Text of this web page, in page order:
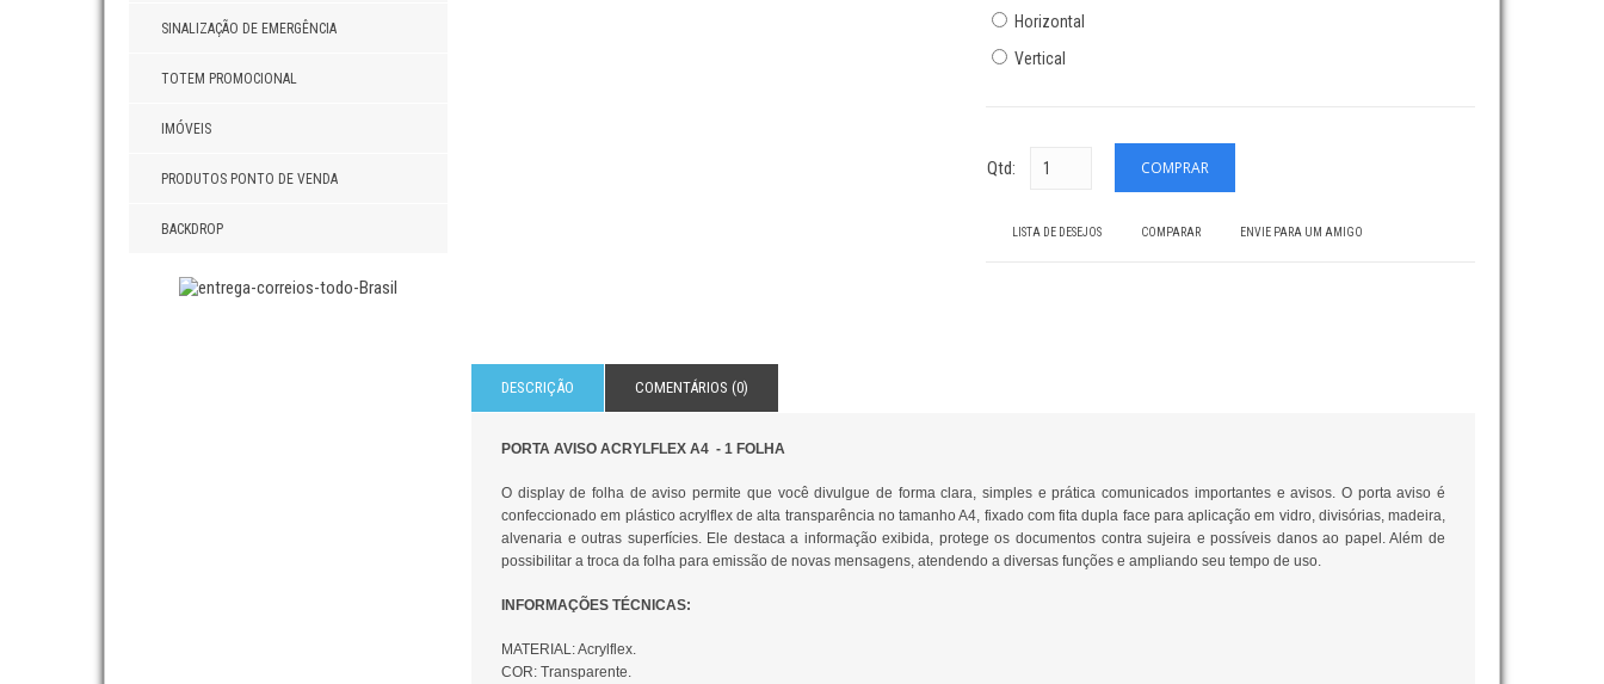
SINALIZAÇÃO DE EMERGÊNCIA
TOTEM PROMOCIONAL
IMÓVEIS
PRODUTOS PONTO DE VENDA
BACKDROP
Horizontal
Vertical
Qtd:
LISTA DE DESEJOS COMPARAR ENVIE PARA UM AMIGO
DESCRIÇÃO COMENTÁRIOS (0)
PORTA AVISO ACRYLFLEX A4 - 1 FOLHA
O display de folha de aviso permite que você divulgue de forma clara, simples e prática comunicados importantes e avisos. O porta aviso é
confeccionado em plástico acrylflex de alta transparência no tamanho A4, fixado com fita dupla face para aplicação em vidro, divisórias, madeira,
alvenaria e outras superfícies. Ele destaca a informação exibida, protege os documentos contra sujeira e possíveis danos ao papel. Além de
possibilitar a troca da folha para emissão de novas mensagens, atendendo a diversas funções e ampliando seu tempo de uso.
INFORMAÇÕES TÉCNICAS:
MATERIAL: Acrylflex.
COR: Transparente.